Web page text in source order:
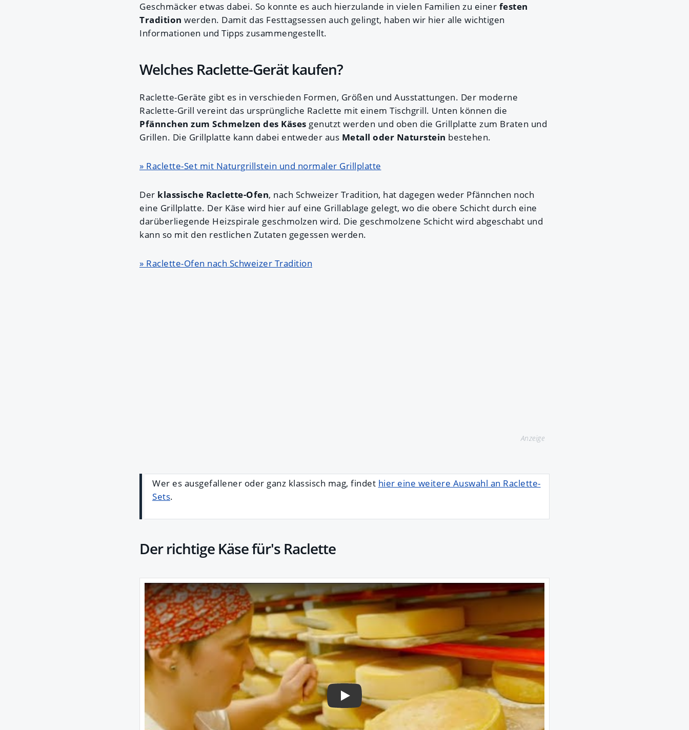
Geschmäcker etwas dabei. So konnte es auch hierzulande in vielen Familien zu einer festen
Tradition werden. Damit das Festtagsessen auch gelingt, haben wir hier alle wichtigen
Informationen und Tipps zusammengestellt.
Welches Raclette-Gerät kaufen?
Raclette-Geräte gibt es in verschieden Formen, Größen und Ausstattungen. Der moderne
Raclette-Grill vereint das ursprüngliche Raclette mit einem Tischgrill. Unten können die
Pfännchen zum Schmelzen des Käses genutzt werden und oben die Grillplatte zum Braten und
Grillen. Die Grillplatte kann dabei entweder aus Metall oder Naturstein bestehen.
» Raclette-Set mit Naturgrillstein und normaler Grillplatte
Der klassische Raclette-Ofen, nach Schweizer Tradition, hat dagegen weder Pfännchen noch
eine Grillplatte. Der Käse wird hier auf eine Grillablage gelegt, wo die obere Schicht durch eine
darüberliegende Heizspirale geschmolzen wird. Die geschmolzene Schicht wird abgeschabt und
kann so mit den restlichen Zutaten gegessen werden.
» Raclette-Ofen nach Schweizer Tradition
Anzeige
Wer es ausgefallener oder ganz klassisch mag, findet hier eine weitere Auswahl an Raclette-
Sets.
Der richtige Käse für's Raclette
Play